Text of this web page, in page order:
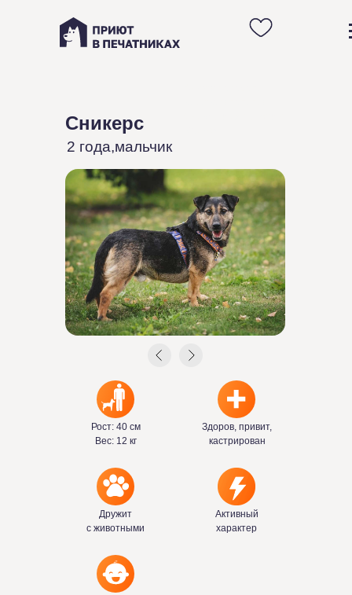
Рост: 40 см
Вес: 12 кг
Здоров, привит,
кастрирован
Дружит
с животными
Активный
характер
Сникерс